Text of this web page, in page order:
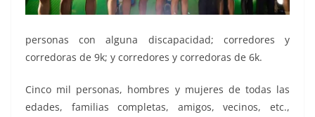
personas con alguna discapacidad; corredores y
corredoras de 9k; y corredores y corredoras de 6k.
Cinco mil personas, hombres y mujeres de todas las
edades, familias completas, amigos, vecinos, etc.,